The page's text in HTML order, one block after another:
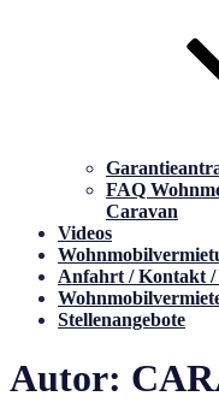
FAQ
Caravan
Videos
Anfahrt / Kontakt /
Stellenangebote
Autor: